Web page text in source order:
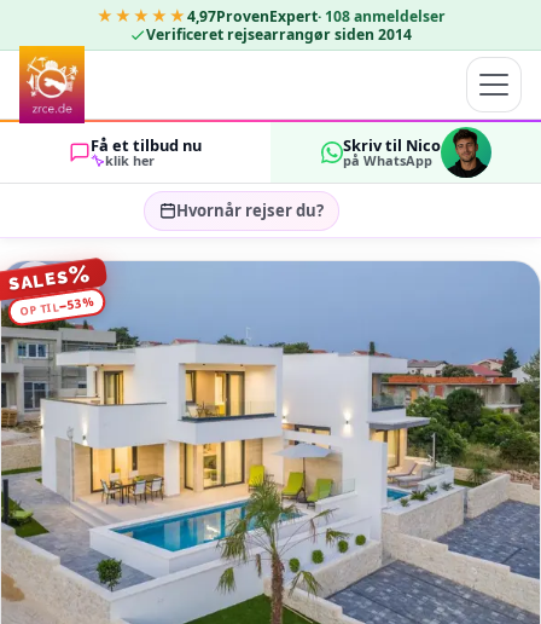
★★★★★4,97ProvenExpert· 108 anmeldelser
Verificeret rejsearrangør siden 2014
Få et tilbud nu
klik her
Skriv til Nico
på WhatsApp
Hvornår rejser du?
Vælg rejsedatoer…
GÆSTER
SALES%
OP TIL−53%